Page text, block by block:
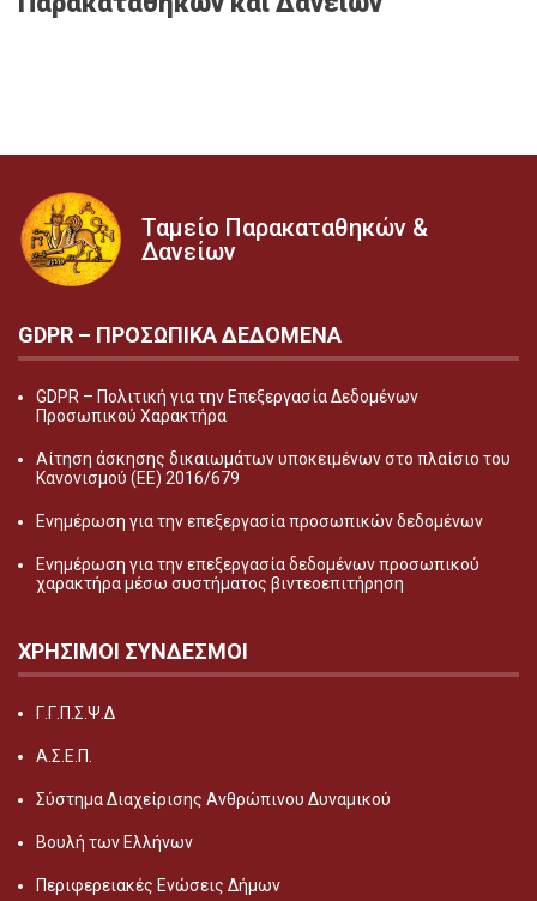
Ταμείο Παρακαταθηκών &
Δανείων
GDPR – ΠΡΟΣΩΠΙΚA ΔΕΔΟΜEΝΑ
GDPR – Πολιτική για την Επεξεργασία Δεδομένων
Προσωπικού Χαρακτήρα
Αίτηση άσκησης δικαιωμάτων υποκειμένων στο πλαίσιο του
Κανονισμού (ΕΕ) 2016/679
Ενημέρωση για την επεξεργασία προσωπικών δεδομένων
Ενημέρωση για την επεξεργασία δεδομένων προσωπικού
χαρακτήρα μέσω συστήματος βιντεοεπιτήρηση
ΧΡΗΣΙΜΟΙ ΣΥΝΔΕΣΜΟΙ
Γ.Γ.Π.Σ.Ψ.Δ
Α.Σ.Ε.Π.
Σύστημα Διαχείρισης Ανθρώπινου Δυναμικού
Βουλή των Ελλήνων
Περιφερειακές Ενώσεις Δήμων